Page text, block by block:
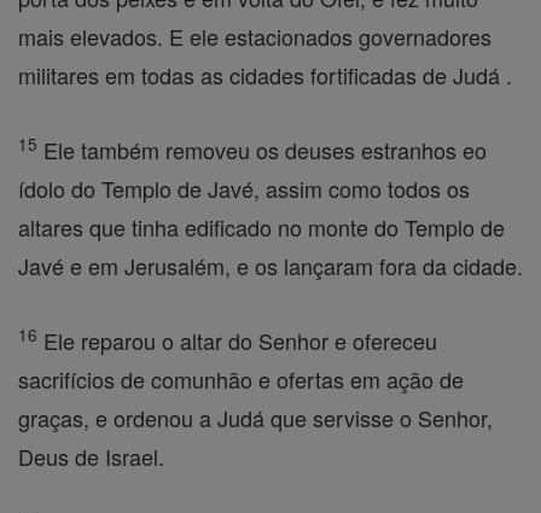
mais elevados. E ele estacionados governadores
militares em todas as cidades fortificadas de Judá .
15 Ele também removeu os deuses estranhos eo
ídolo do Templo de Javé, assim como todos os
altares que tinha edificado no monte do Templo de
Javé e em Jerusalém, e os lançaram fora da cidade.
16 Ele reparou o altar do Senhor e ofereceu
sacrifícios de comunhão e ofertas em ação de
graças, e ordenou a Judá que servisse o Senhor,
Deus de Israel.